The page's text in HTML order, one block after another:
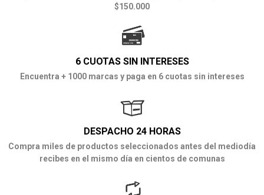
$150.000
6 CUOTAS SIN INTERESES
Encuentra + 1000 marcas y paga en 6 cuotas sin intereses
DESPACHO 24 HORAS
Compra miles de productos seleccionados antes del mediodía
recibes en el mismo día en cientos de comunas